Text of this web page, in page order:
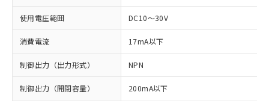
使用電圧範囲 DC10～30V
消費電流 17mA以下
制御出力（出力形式） NPN
制御出力（開閉容量） 200mA以下